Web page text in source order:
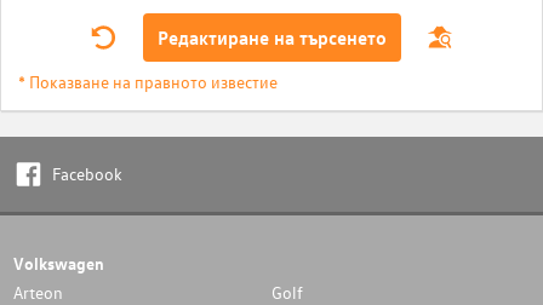
Редактиране на търсенето
* Показване на правното известие
Facebook
Volkswagen
Arteon
Golf